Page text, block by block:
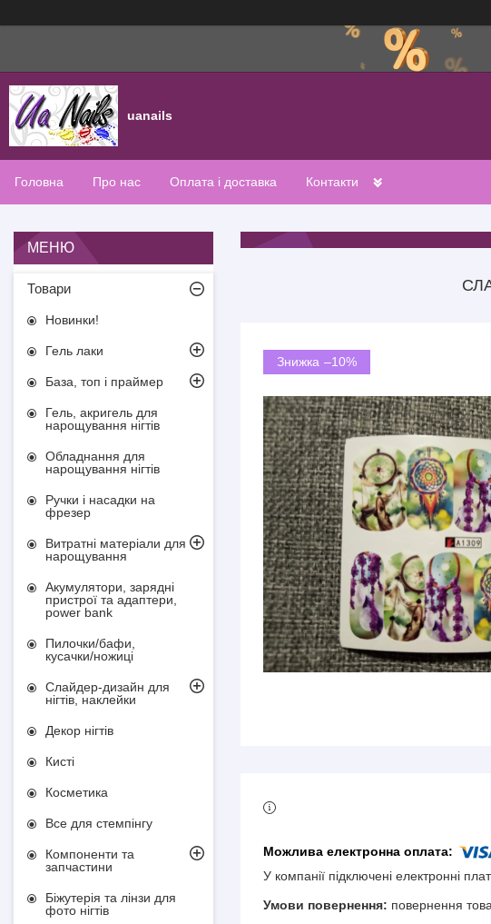
uanails
Головна Про нас Оплата і доставка Контакти
–10%
У компанії підключені електронні
повернення
Товари
Новинки!
Гель лаки
База, топ і праймер
Гель, акригель для
нарощування нігтів
Обладнання для
нарощування нігтів
Ручки і насадки на
фрезер
Витратні матеріали для
нарощування
Акумулятори, зарядні
пристрої та адаптери,
power bank
Пилочки/бафи,
кусачки/ножиці
Слайдер-дизайн для
нігтів, наклейки
Декор нігтів
Кисті
Косметика
Все для стемпінгу
Компоненти та
запчастини
Біжутерія та лінзи для
фото нігтів